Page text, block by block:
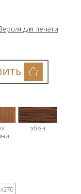
для печати
эбен